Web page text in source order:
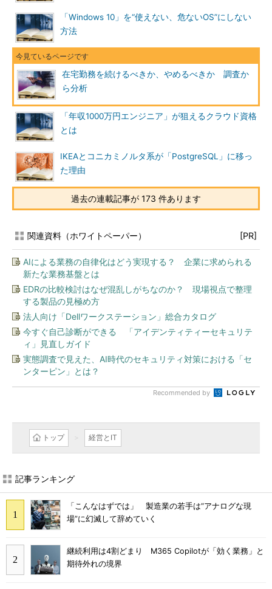
「Windows 10」を“使えない、危ないOS”にしない
方法
在宅勤務を続けるべきか、やめるべきか 調査か
ら分析
「年収1000万円エンジニア」が狙えるクラウド資格
とは
IKEAとコニカミノルタ系が「PostgreSQL」に移っ
た理由
過去の連載記事が 173 件あります
関連資料（ホワイトペーパー） [PR]
AIによる業務の自律化はどう実現する？ 企業に求められる
新たな業務基盤とは
EDRの比較検討はなぜ混乱しがちなのか？ 現場視点で整理
する製品の見極め方
法人向け「Dellワークステーション」総合カタログ
今すぐ自己診断ができる 「アイデンティティーセキュリテ
ィ」見直しガイド
実態調査で見えた、AI時代のセキュリティ対策における「セ
ンターピン」とは？
Recommended by
トップ 経営とIT
記事ランキング
「こんなはずでは」 製造業の若手は“アナログな現
場”に幻滅して辞めていく
継続利用は4割どまり M365 Copilotが「効く業務」と
期待外れの境界